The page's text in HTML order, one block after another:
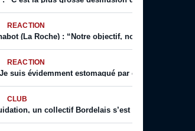
RÉACTION
(La Roche) : “Notre objectif, notre rêve, c’est
RÉACTION
suis évidemment estomaqué par ce texte, qui
CLUB
un collectif Bordelais s’est constitué pour